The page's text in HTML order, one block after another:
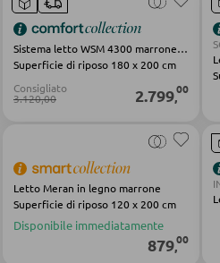
Scarpiere a ribalta
Rastrelliere per
MOBILI PER
Lettini bimbi
Sistema letto WSM 4300 marrone nero legno
Superficie di riposo 180 x 200 cm
Consigliato
3.120,00 2.799,00
Letto Meran in legno marrone
Superficie di riposo 120 x 200 cm
Disponibile immediatamente
879,00